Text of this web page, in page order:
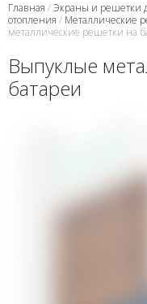
Главная /Экраны и решетки
отопления / Металлические
металлические решетки на
Выпуклые
батареи